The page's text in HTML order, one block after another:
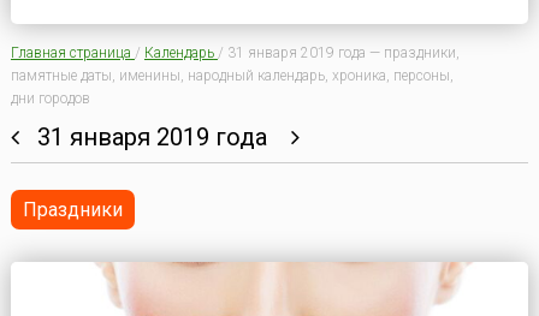
Главная страница / Календарь / 31 января 2019 года — праздники,
памятные даты, именины, народный календарь, хроника, персоны,
дни городов
31 января 2019 года
Праздники